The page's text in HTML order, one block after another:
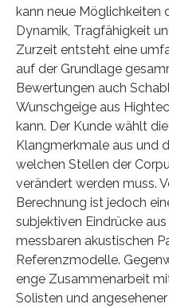
kann neue Möglichkeiten
Dynamik, Tragfähigkeit
Zurzeit entsteht eine
auf der Grundlage
Bewertungen auch
Wunschgeige aus
kann. Der Kunde wählt
Klangmerkmale aus und
welchen Stellen der
verändert werden muss.
Berechnung ist jedoch
subjektiven Eindrücke
messbaren akustischen
Referenzmodelle.
enge Zusammenarbeit
Solisten und